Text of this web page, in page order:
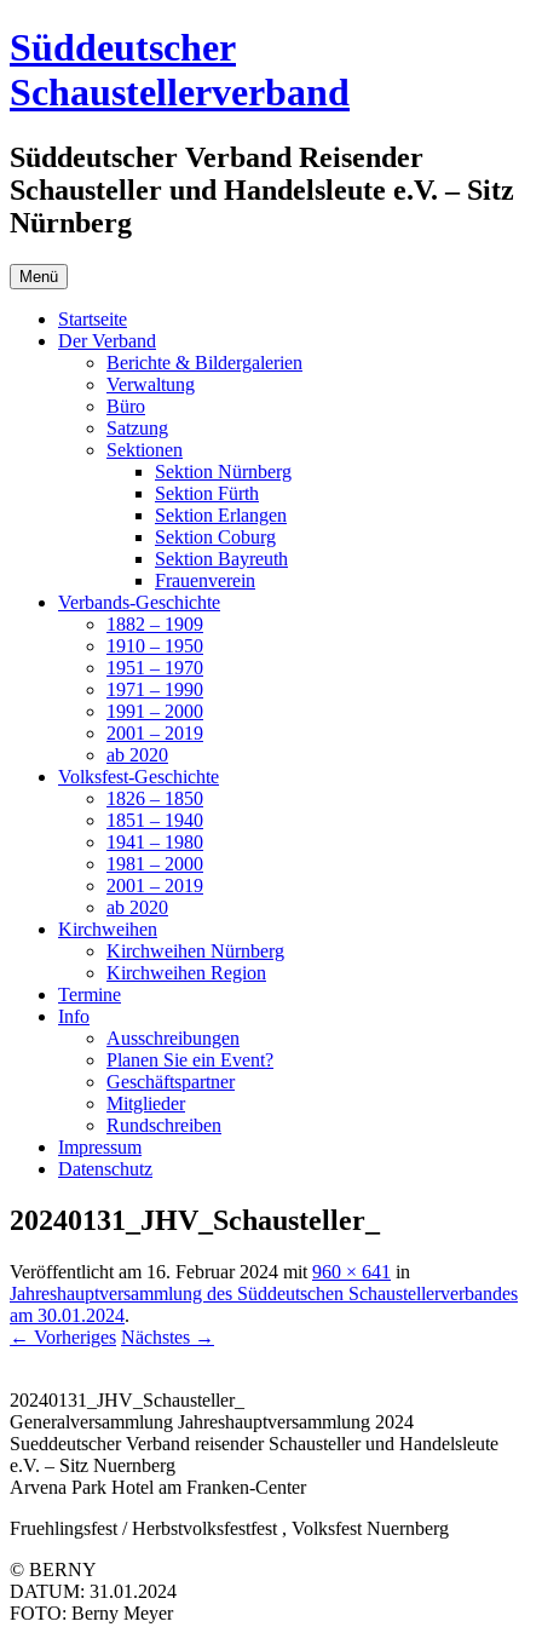
Zum
Inhalt
springen
Süddeutscher
Schaustellerverband
Süddeutscher Verband Reisender
Schausteller und Handelsleute e.V. – Sitz
Nürnberg
Menü
Startseite
Der Verband
Berichte & Bildergalerien
Verwaltung
Büro
Satzung
Sektionen
Sektion Nürnberg
Sektion Fürth
Sektion Erlangen
Sektion Coburg
Sektion Bayreuth
Frauenverein
Verbands-Geschichte
1882 – 1909
1910 – 1950
1951 – 1970
1971 – 1990
1991 – 2000
2001 – 2019
ab 2020
Volksfest-Geschichte
1826 – 1850
1851 – 1940
1941 – 1980
1981 – 2000
2001 – 2019
ab 2020
Kirchweihen
Kirchweihen Nürnberg
Kirchweihen Region
Termine
Info
Ausschreibungen
Planen Sie ein Event?
Geschäftspartner
Mitglieder
Rundschreiben
Impressum
Datenschutz
20240131_JHV_Schausteller_
Veröffentlicht am 16. Februar 2024 mit 960 × 641 in
Jahreshauptversammlung des Süddeutschen Schaustellerverbandes
am 30.01.2024.
← Vorheriges Nächstes →
20240131_JHV_Schausteller_
Generalversammlung Jahreshauptversammlung 2024
Sueddeutscher Verband reisender Schausteller und Handelsleute
e.V. – Sitz Nuernberg
Arvena Park Hotel am Franken-Center
Fruehlingsfest / Herbstvolksfestfest , Volksfest Nuernberg
© BERNY
DATUM: 31.01.2024
FOTO: Berny Meyer